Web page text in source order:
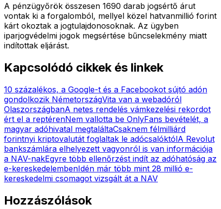
A pénzügyőrök összesen 1690 darab jogsértő árut
vontak ki a forgalomból, mellyel közel hatvanmillió forint
kárt okoztak a jogtulajdonosoknak. Az ügyben
iparjogvédelmi jogok megsértése bűncselekmény miatt
indítottak eljárást.
Kapcsolódó cikkek és linkek
10 százalékos, a Google-t és a Facebookot sújtó adón
gondolkozik NémetországVita van a webadóról
OlaszországbanA netes rendelés vámkezelési rekordot
ért el a reptérenNem vallotta be OnlyFans bevételét, a
magyar adóhivatal megtaláltaCsaknem félmilliárd
forintnyi kriptovalutát foglaltak le adócsalóktólA Revolut
bankszámlára elhelyezett vagyonról is van információja
a NAV-nakEgyre több ellenőrzést indít az adóhatóság az
e-kereskedelembenIdén már több mint 28 millió e-
kereskedelmi csomagot vizsgált át a NAV
Hozzászólások